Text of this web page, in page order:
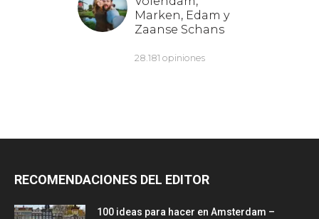
RECOMENDACIONES DEL EDITOR
100 ideas para hacer en Amsterdam –